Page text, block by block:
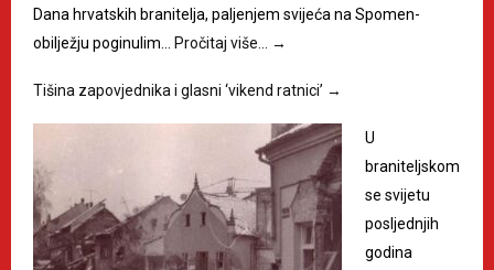
Dana hrvatskih branitelja, paljenjem svijeća na Spomen-
obilježju poginulim… Pročitaj više… →
Tišina zapovjednika i glasni ‘vikend ratnici’ →
U
braniteljskom
se svijetu
posljednjih
godina